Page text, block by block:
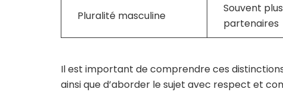
Pluralité masculine
Souvent
partenaires
Il est important de comprendre ces
ainsi que d’aborder le sujet avec respect et